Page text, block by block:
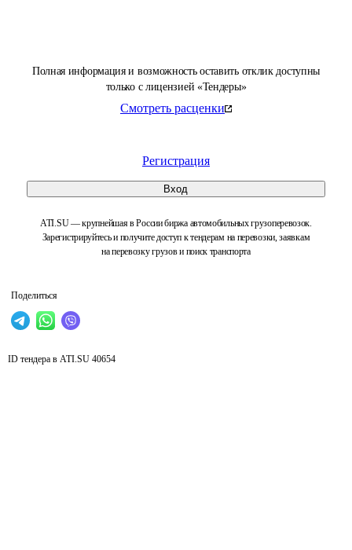
Полная информация и возможность оставить отклик доступны
только с лицензией «Тендеры»
Смотреть расценки
Регистрация
Вход
ATI.SU — крупнейшая в России биржа автомобильных грузоперевозок.
Зарегистрируйтесь и получите доступ к тендерам на перевозки, заявкам
на перевозку грузов и поиск транспорта
Поделиться
ID тендера в ATI.SU 40654